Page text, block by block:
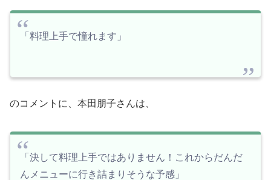
「料理上手で憧れます」
のコメントに、本田朋子さんは、
「決して料理上手ではありません！これからだんだ
んメニューに行き詰まりそうな予感」